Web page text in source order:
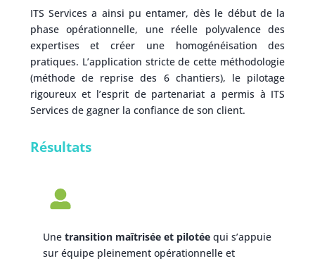
ITS Services a ainsi pu entamer, dès le début de la
phase opérationnelle, une réelle polyvalence des
expertises et créer une homogénéisation des
pratiques. L’application stricte de cette méthodologie
(méthode de reprise des 6 chantiers), le pilotage
rigoureux et l’esprit de partenariat a permis à ITS
Services de gagner la confiance de son client.
Résultats
Une transition maîtrisée et pilotée qui s’appuie
sur équipe pleinement opérationnelle et